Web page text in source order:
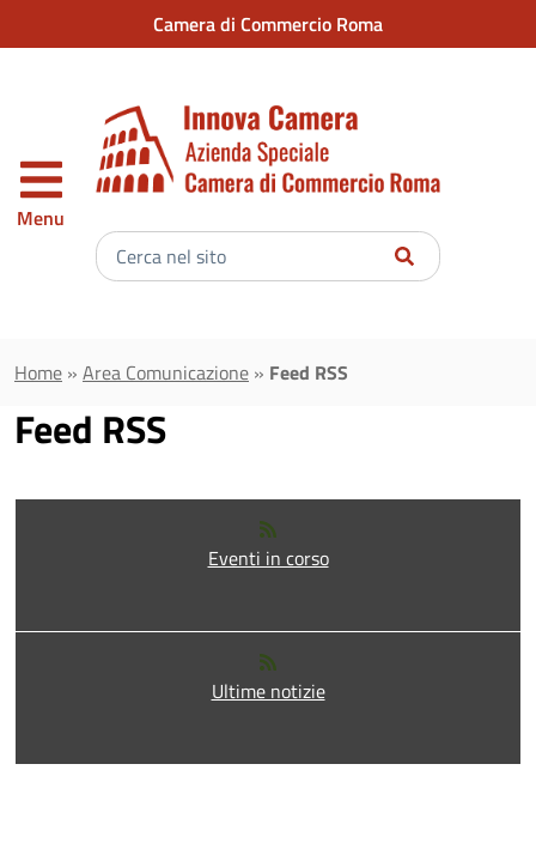
al contenuto principaleCamera di Commercio Roma
Menu
Inserisci
il
cercare
Home » Area Comunicazione » Feed RSS
Feed RSS
Eventi in corso
Ultime notizie